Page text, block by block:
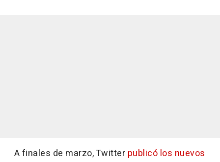
A finales de marzo, Twitter publicó los nuevos